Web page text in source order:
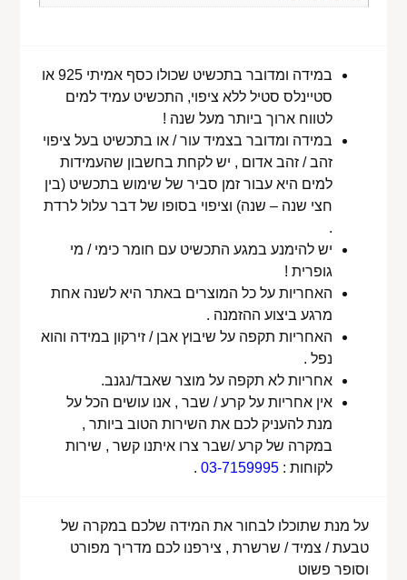
במידה ומדובר בתכשיט שכולו כסף אמיתי 925 או
סטיינלס סטיל ללא ציפוי, התכשיט עמיד למים
לטווח ארוך ביותר מעל שנה !
במידה ומדובר בצמיד עור / או בתכשיט בעל ציפוי
זהב / זהב אדום , יש לקחת בחשבון שהעמידות
למים היא עבור זמן סביר של שימוש בתכשיט (בין
חצי שנה – שנה) וציפוי בסופו של דבר עלול לרדת
.
יש להימנע במגע התכשיט עם חומר כימי / מי
גופרית !
האחריות על כל המוצרים באתר היא לשנה אחת
מרגע ביצוע ההזמנה .
האחריות תקפה על שיבוץ אבן / זירקון במידה והוא
נפל .
אחריות לא תקפה על מוצר שאבד/נגנב.
אין אחריות על קרע / שבר , אנו עושים הכל על
מנת להעניק לכם את השירות הטוב ביותר ,
במקרה של קרע /שבר צרו איתנו קשר , שירות
לקוחות :03-7159995
.
על מנת שתוכלו לבחור את המידה שלכם במקרה של
טבעת / צמיד / שרשרת , צירפנו לכם מדריך מפורט
וסופר פשוט